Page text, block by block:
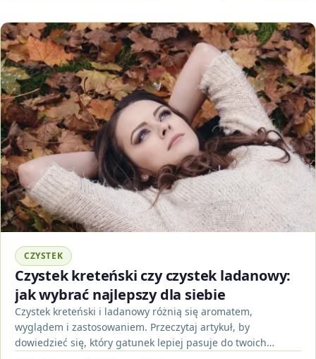
CZYSTEK
Czystek kreteński czy czystek ladanowy:
jak wybrać najlepszy dla siebie
Czystek kreteński i ladanowy różnią się aromatem,
wyglądem i zastosowaniem. Przeczytaj artykuł, by
dowiedzieć się, który gatunek lepiej pasuje do twoich